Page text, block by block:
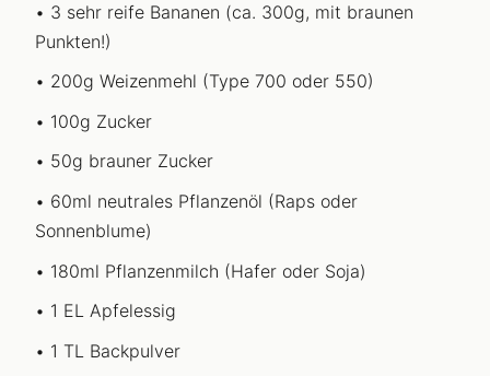
3 sehr reife Bananen (ca. 300g, mit braunen
Punkten!)
200g Weizenmehl (Type 700 oder 550)
100g Zucker
50g brauner Zucker
60ml neutrales Pflanzenöl (Raps oder
Sonnenblume)
180ml Pflanzenmilch (Hafer oder Soja)
1 EL Apfelessig
1 TL Backpulver